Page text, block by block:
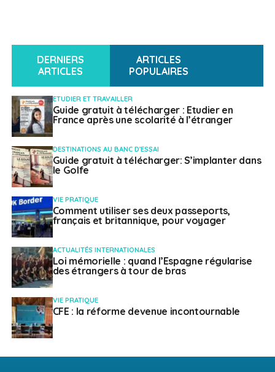
DERNIERS
ARTICLES
ARTICLES
POPULAIRES
ETUDIER ET TRAVAILLER
Guide gratuit à télécharger : Etudier en
France après une scolarité à l’étranger
DESTINATIONS AU BANC D'ESSAI
Guide gratuit à télécharger: S’implanter dans
le Golfe
VIE PRATIQUE
Comment utiliser ses deux passeports,
français et britannique, pour voyager
ACTUALITÉS INTERNATIONALES
Loi mémorielle : quand l’Espagne régularise
des étrangers à tour de bras
VIE PRATIQUE
CFE : la réforme devenue incontournable